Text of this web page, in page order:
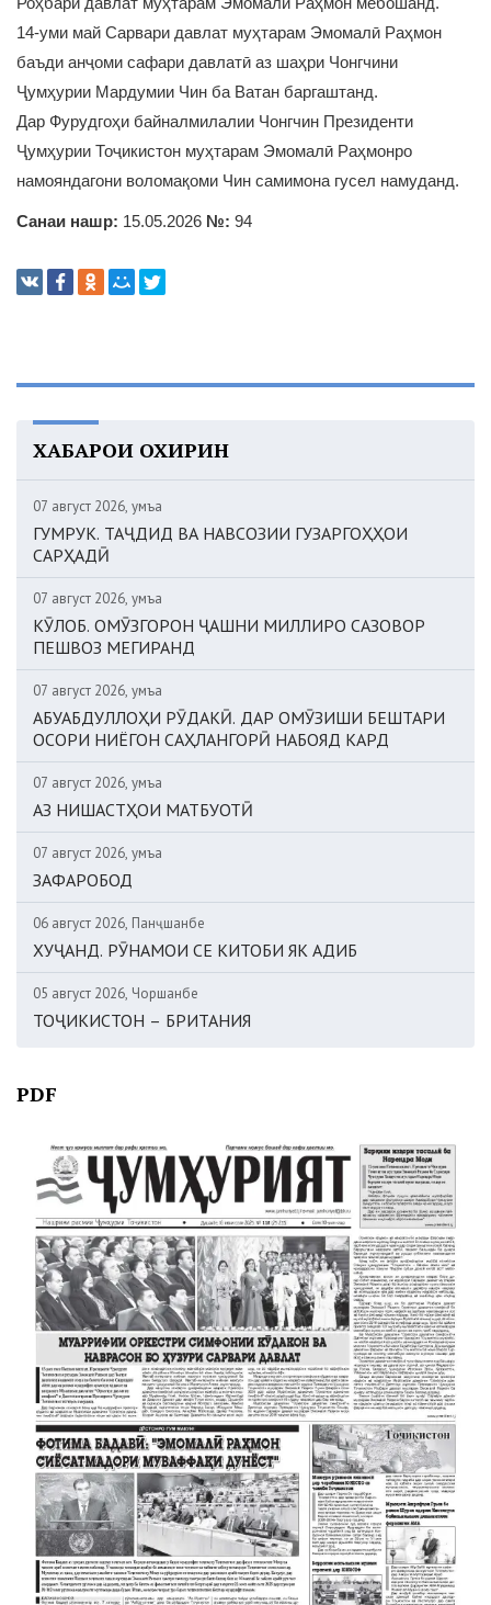
14-уми май Сарвари давлат муҳтарам Эмомалӣ Раҳмон
баъди анҷоми сафари давлатӣ аз шаҳри Чонгчини
Ҷумҳурии Мардумии Чин ба Ватан баргаштанд.
Дар Фурудгоҳи байналмилалии Чонгчин Президенти
Ҷумҳурии Тоҷикистон муҳтарам Эмомалӣ Раҳмонро
намояндагони воломақоми Чин самимона гусел намуданд.
Санаи нашр: 15.05.2026 №: 94
ХАБАРҲОИ ОХИРИН
07 август 2026, Ҷумъа
ГУМРУК. ТАҶДИД ВА НАВСОЗИИ ГУЗАРГОҲҲОИ
САРҲАДӢ
07 август 2026, Ҷумъа
КӮЛОБ. ОМӮЗГОРОН ҶАШНИ МИЛЛИРО САЗОВОР
ПЕШВОЗ МЕГИРАНД
07 август 2026, Ҷумъа
АБУАБДУЛЛОҲИ РӮДАКӢ. ДАР ОМӮЗИШИ БЕШТАРИ
ОСОРИ НИЁГОН САҲЛАНГОРӢ НАБОЯД КАРД
07 август 2026, Ҷумъа
АЗ НИШАСТҲОИ МАТБУОТӢ
07 август 2026, Ҷумъа
ЗАФАРОБОД
06 август 2026, Панҷшанбе
ХУҶАНД. РӮНАМОИ СЕ КИТОБИ ЯК АДИБ
05 август 2026, Чоршанбе
ТОҶИКИСТОН – БРИТАНИЯ
PDF